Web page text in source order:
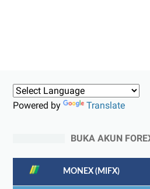
Powered by Translate
BUKA AKUN
MONEX (MIFX)